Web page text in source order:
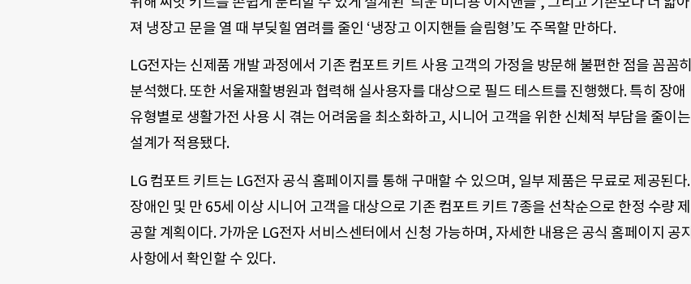
져 냉장고 문을 열 때 부딪힐 염려를 줄인 ‘냉장고 이지핸들 슬림형’도 주목할 만하다.
LG전자는 신제품 개발 과정에서 기존 컴포트 키트 사용 고객의 가정을 방문해 불편한 점을 꼼꼼히
분석했다. 또한 서울재활병원과 협력해 실사용자를 대상으로 필드 테스트를 진행했다. 특히 장애
유형별로 생활가전 사용 시 겪는 어려움을 최소화하고, 시니어 고객을 위한 신체적 부담을 줄이는
설계가 적용됐다.
LG 컴포트 키트는 LG전자 공식 홈페이지를 통해 구매할 수 있으며, 일부 제품은 무료로 제공된다.
장애인 및 만 65세 이상 시니어 고객을 대상으로 기존 컴포트 키트 7종을 선착순으로 한정 수량 제
공할 계획이다. 가까운 LG전자 서비스센터에서 신청 가능하며, 자세한 내용은 공식 홈페이지 공지
사항에서 확인할 수 있다.